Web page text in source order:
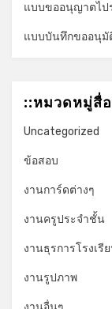
แบบขออนุญาตไป
แบบบันทึกขออนุมั
::หมวดหมู่สื่
Uncategorized
ข้อสอบ
งานการ์ดต่างๆ
งานครูประจำชั้น
งานธุรการโรงเรี
งานรูปภาพ